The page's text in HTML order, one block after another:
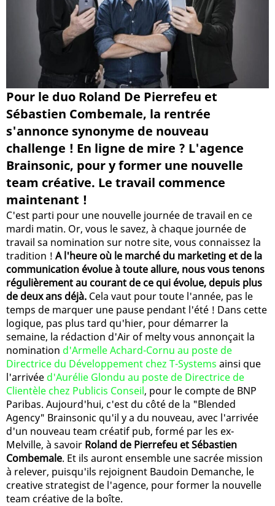
Pour le duo Roland De Pierrefeu et
Sébastien Combemale, la rentrée
s'annonce synonyme de nouveau
challenge ! En ligne de mire ? L'agence
Brainsonic, pour y former une nouvelle
team créative. Le travail commence
maintenant !
C'est parti pour une nouvelle journée de travail en ce
mardi matin. Or, vous le savez, à chaque journée de
travail sa nomination sur notre site, vous connaissez la
tradition ! A l'heure où le marché du marketing et de la
communication évolue à toute allure, nous vous tenons
régulièrement au courant de ce qui évolue, depuis plus
de deux ans déjà. Cela vaut pour toute l'année, pas le
temps de marquer une pause pendant l'été ! Dans cette
logique, pas plus tard qu'hier, pour démarrer la
semaine, la rédaction d'Air of melty vous annonçait la
nomination d'Armelle Achard-Cornu au poste de
Directrice du Développement chez T-Systems ainsi que
l'arrivée d'Aurélie Glondu au poste de Directrice de
Clientèle chez Publicis Conseil, pour le compte de BNP
Paribas. Aujourd'hui, c'est du côté de la "Blended
Agency" Brainsonic qu'il y a du nouveau, avec l'arrivée
d'un nouveau team créatif pub, formé par les ex-
Melville, à savoir Roland de Pierrefeu et Sébastien
Combemale. Et ils auront ensemble une sacrée mission
à relever, puisqu'ils rejoignent Baudoin Demanche, le
creative strategist de l'agence, pour former la nouvelle
team créative de la boîte.